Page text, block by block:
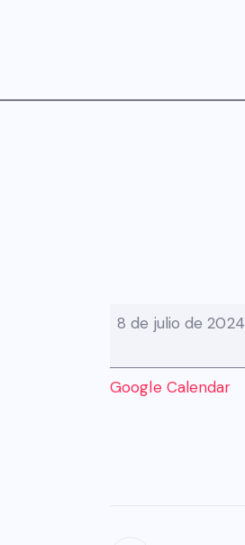
8 de julio de 2024
Google Calendar